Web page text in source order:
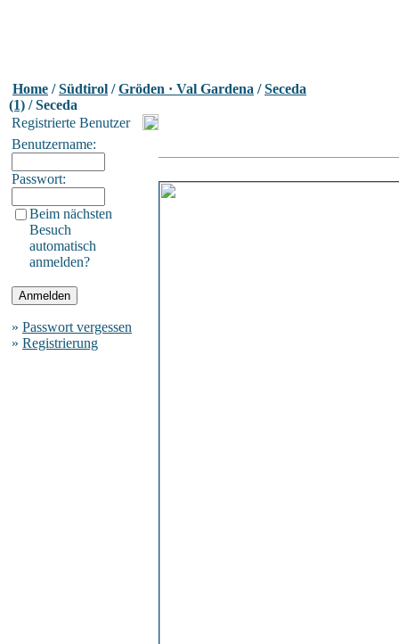
Home /Südtirol /Gröden · Val Gardena /Seceda
(1) / Seceda
Registrierte Benutzer
Benutzername:
Passwort:
Beim nächsten
Besuch
automatisch
anmelden?
» Passwort vergessen
» Registrierung